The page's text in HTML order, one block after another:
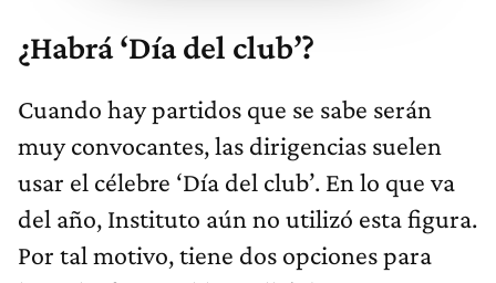
¿Habrá ‘Día del club’?
Cuando hay partidos que se sabe serán
muy convocantes, las dirigencias suelen
usar el célebre ‘Día del club’. En lo que va
del año, Instituto aún no utilizó esta figura.
Por tal motivo, tiene dos opciones para